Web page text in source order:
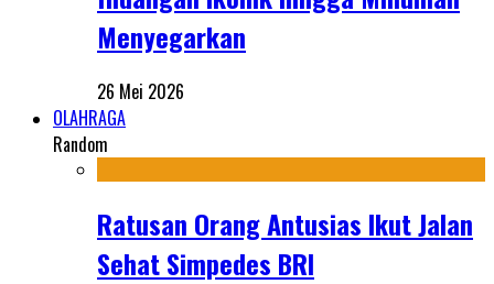
Menyegarkan
26 Mei 2026
OLAHRAGA
Random
Ratusan Orang Antusias Ikut Jalan
Sehat Simpedes BRI